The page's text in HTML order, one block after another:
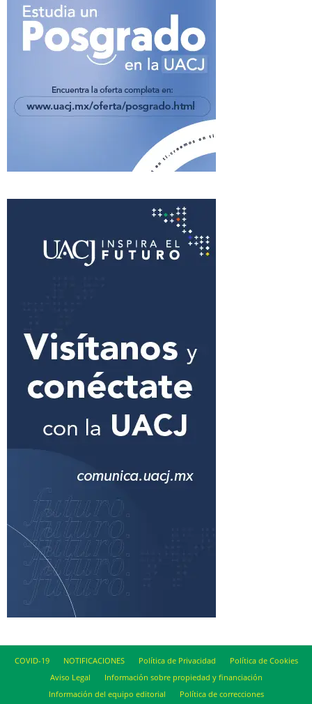
COVID-19 NOTIFICACIONES Política de Privacidad
Política de Cookies
Aviso Legal
Información sobre propiedad y financiación
Información del equipo editorial
Política de correcciones